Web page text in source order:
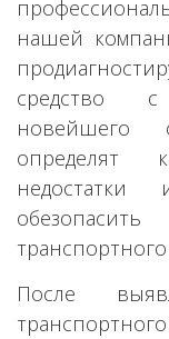
нашей
средство
новейшего
определят
транспортного
После